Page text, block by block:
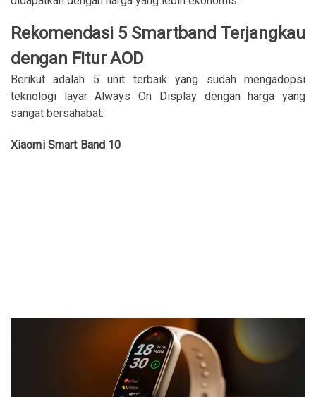
Rekomendasi 5 Smartband Terjangkau
dengan Fitur AOD
Berikut adalah 5 unit terbaik yang sudah mengadopsi
teknologi layar Always On Display dengan harga yang
sangat bersahabat:
Xiaomi Smart Band 10